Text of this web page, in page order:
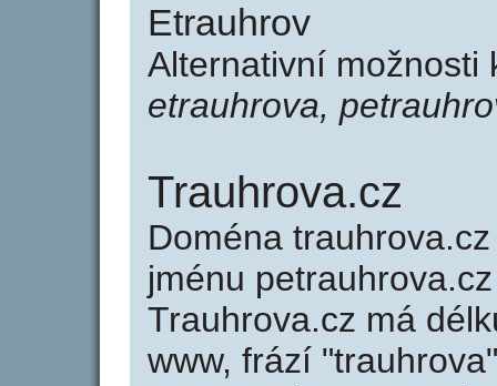
Etrauhrov
Alternativní možnosti
etrauhrova,
Trauhrova.cz
Doména
jménu
Trauhrova.cz má
www, frází